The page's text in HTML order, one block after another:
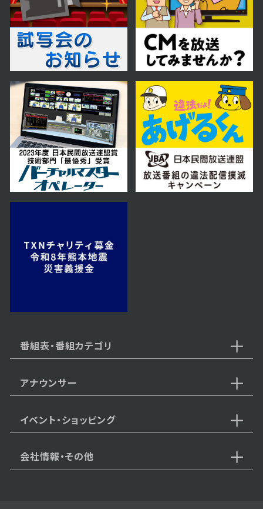
2024年11月14日 放送
第57話
2024年11月13日 放送
第56話
第55話
2024年11月07日 放送
番組表・番組カテゴリ
アナウンサー
イベント・ショッピング
会社情報・その他